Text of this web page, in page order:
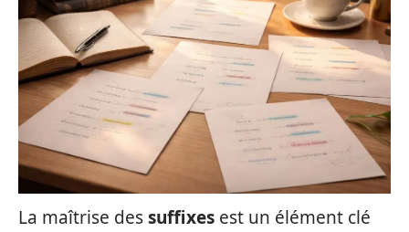
La maîtrise dessuffixes est un élément clé